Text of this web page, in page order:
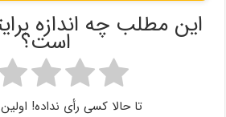
این مطلب چه اندازه
است؟
تا حالا کسی رأی نداده!